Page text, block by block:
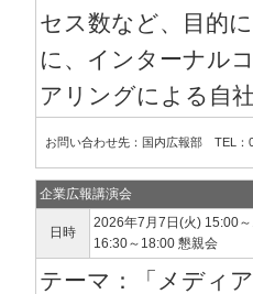
セス数など、目的
に、インターナル
アリングによる自
お問い合わせ先：国内広報部 TEL：
企業広報講演会
日時
2026年7月7日(火) 15:00
16:30～18:00 懇親会
テーマ：「メディ